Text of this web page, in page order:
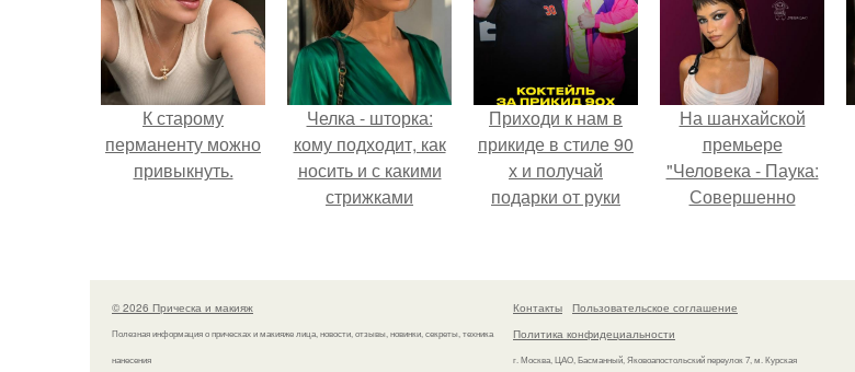
К старому
перманенту можно
привыкнуть.
Челка - шторка:
кому подходит, как
носить и с какими
стрижками
Приходи к нам в
прикиде в стиле 90
х и получай
подарки от руки
На шанхайской
премьере
"Человека - Паука:
Совершенно
просто очередной
наряд, а настоящий
артефакт высокой
моды.
© 2026 Прическа и макияж
Полезная информация о прическах и макияже лица, новости, отзывы, новинки, секреты, техника
нанесения
Контакты
Пользовательское соглашение
Политика конфидециальности
г. Москва, ЦАО, Басманный, Яковоапостольский переулок 7, м. Курская